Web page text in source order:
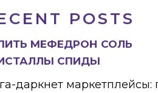
POSTS
МЕФЕДРОН СОЛЬ
СПИДЫ
даркнет маркетплейсы: